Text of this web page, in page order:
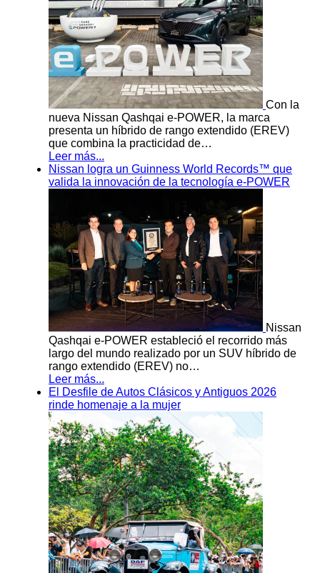
Con la
nueva Nissan Qashqai e-POWER, la marca
presenta un híbrido de rango extendido (EREV)
que combina la practicidad de…
Leer más...
Nissan logra un Guinness World Records™ que
valida la innovación de la tecnología e-POWER
Nissan
Qashqai e-POWER estableció el recorrido más
largo del mundo realizado por un SUV híbrido de
rango extendido (EREV) no…
Leer más...
El Desfile de Autos Clásicos y Antiguos 2026
rinde homenaje a la mujer